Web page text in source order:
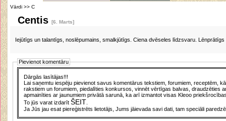
Vārdi >> C
Centis [6. Marts]
Iejūtīgs un talantīgs, noslēpumains, smalkjūtīgs. Ciena dvēseles līdzsvaru.
Pievienot komentāru
Dārgās lasītājas!!!
Lai saņemtu iespēju pievienot savus komentārus tekstiem, forumiem, receptēm,
rakstiem un forumiem, piedalīties konkursos, vinnēt vērtīgas balvas, draudzēties
apmainīties ar jaunumiem privātā sarunā, ka arī izmantot visas Kleoo
To jūs varat izdarītŠEIT
Ja Jūs jau esat piereģistrēts lietotājs, Jums jāievada savi dati, tam speciāli